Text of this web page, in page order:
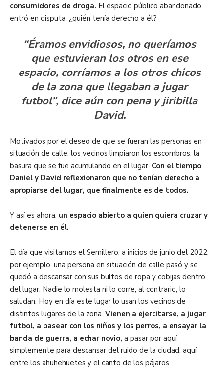
consumidores de droga. El espacio público abandonado
entró en disputa, ¿quién tenía derecho a él?
“Éramos envidiosos, no queríamos
que estuvieran los otros en ese
espacio, corríamos a los otros chicos
de la zona que llegaban a jugar
futbol”, dice aún con pena y jiribilla
David.
Motivados por el deseo de que se fueran las personas en
situación de calle, los vecinos limpiaron los escombros, la
basura que se fue acumulando en el lugar. Con el tiempo
Daniel y David reflexionaron que no tenían derecho a
apropiarse del lugar, que finalmente es de todos.
Y así es ahora: un espacio abierto a quien quiera cruzar y
detenerse en él.
El día que visitamos el Semillero, a inicios de junio del 2022,
por ejemplo, una persona en situación de calle pasó y se
quedó a descansar con sus bultos de ropa y cobijas dentro
del lugar. Nadie lo molesta ni lo corre, al contrario, lo
saludan. Hoy en día este lugar lo usan los vecinos de
distintos lugares de la zona. Vienen a ejercitarse, a jugar
futbol, a pasear con los niños y los perros, a ensayar la
banda de guerra, a echar novio, a pasar por aquí
simplemente para descansar del ruido de la ciudad, aquí
entre los ahuhehuetes y el canto de los pájaros.